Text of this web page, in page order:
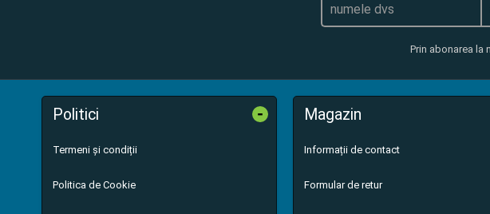
Prin abonarea la
Politici -
Termeni și condiții
Politica de Cookie
Magazin
Informații de contact
Formular de retur